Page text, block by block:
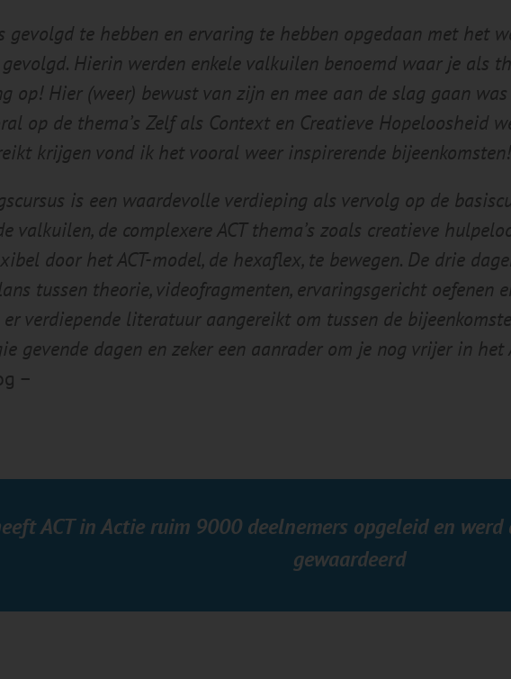
gevolgd te hebben en ervaring te hebben opgedaan met het
Hierin werden enkele valkuilen benoemd waar je als
op! Hier (weer) bewust van zijn en mee aan de slag gaan
op de thema’s Zelf als Context en Creatieve Hopeloosheid
krijgen vond ik het vooral weer inspirerende
is een waardevolle verdieping als vervolg op de
valkuilen, de complexere ACT thema’s zoals creatieve
door het ACT-model, de hexaflex, te bewegen. De drie
tussen theorie, videofragmenten, ervaringsgericht oefenen
verdiepende literatuur aangereikt om tussen de
gevende dagen en zeker een aanrader om je nog vrijer in het
–
ACT in Actie ruim 9000 deelnemers opgeleid en
gewaardeerd